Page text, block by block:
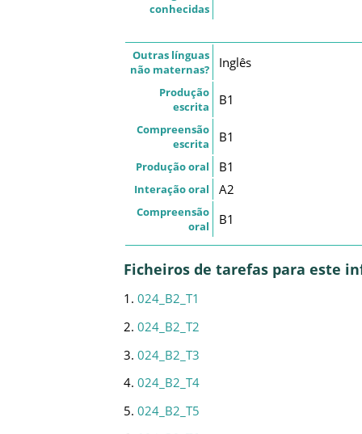
conhecidas
Outras línguas
não maternas?
Inglês
Produção
escrita
B1
Compreensão
escrita
B1
Produção oral B1
Interação oral A2
Compreensão
oral
B1
Ficheiros de tarefas para este
1. 024_B2_T1
2. 024_B2_T2
3. 024_B2_T3
4. 024_B2_T4
5. 024_B2_T5